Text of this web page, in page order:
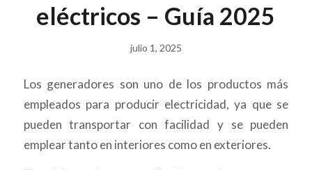
eléctricos – Guía 2025
julio 1, 2025
Los generadores son uno de los productos más
empleados para producir electricidad, ya que se
pueden transportar con facilidad y se pueden
emplear tanto en interiores como en exteriores.